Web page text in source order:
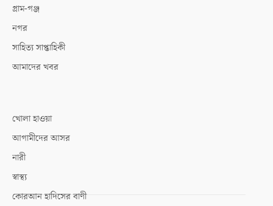
গ্রাম-গঞ্জ
নগর
সাহিত্য সাপ্তাহিকী
আমাদের খবর
খোলা হাওয়া
আগামীদের আসর
নারী
স্বাস্থ্য
কোরআন হাদিসের বাণী